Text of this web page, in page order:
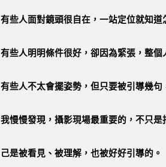
有些人面對鏡頭很自在，一站定位就知道
有些人明明條件很好，卻因為緊張，整個
有些人不太會擺姿勢，但只要被引導幾
我慢慢發現，攝影現場最重要的，不只
己是被看見、被理解，也被好好引導的。